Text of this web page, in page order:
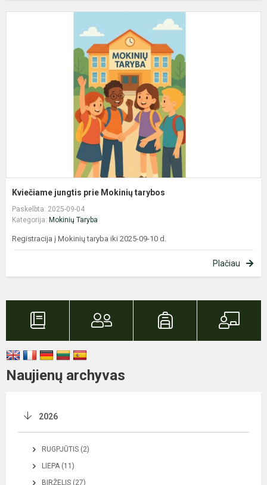
Kviečiame jungtis prie Mokinių tarybos
Paskelbta: 2025-09-04
Kategorija: Mokinių Taryba
Registracija į Mokinių taryba iki 2025-09-10 d.
Plačiau
Naujienų archyvas
2026
RUGPJŪTIS (2)
LIEPA (11)
BIRŽELIS (27)